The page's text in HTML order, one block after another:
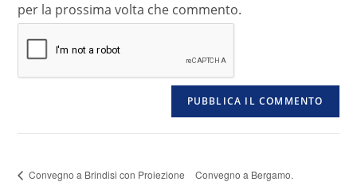
per la prossima volta che commento.
Convegno a Brindisi con Proiezione
Convegno a Bergamo.